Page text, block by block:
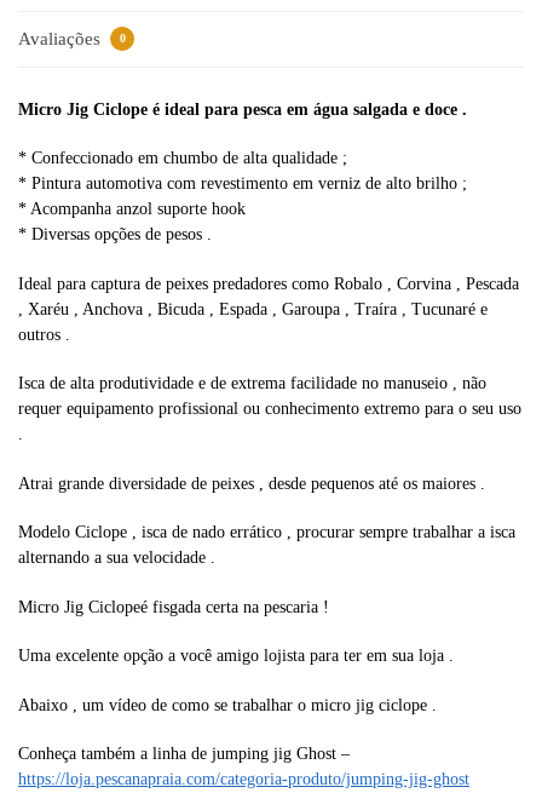
e
Avaliações 0
Micro Jig Ciclope é ideal para pesca em água salgada e doce .
* Confeccionado em chumbo de alta qualidade ;
* Pintura automotiva com revestimento em verniz de alto brilho ;
* Acompanha anzol suporte hook
* Diversas opções de pesos .
Ideal para captura de peixes predadores como Robalo , Corvina , Pescada
, Xaréu , Anchova , Bicuda , Espada , Garoupa , Traíra , Tucunaré e
outros .
Isca de alta produtividade e de extrema facilidade no manuseio , não
requer equipamento profissional ou conhecimento extremo para o seu uso
.
Atrai grande diversidade de peixes , desde pequenos até os maiores .
Modelo Ciclope , isca de nado errático , procurar sempre trabalhar a isca
alternando a sua velocidade .
Micro Jig Ciclopeé fisgada certa na pescaria !
Uma excelente opção a você amigo lojista para ter em sua loja .
Abaixo , um vídeo de como se trabalhar o micro jig ciclope .
Conheça também a linha de jumping jig Ghost –
https://loja.pescanapraia.com/categoria-produto/jumping-jig-ghost